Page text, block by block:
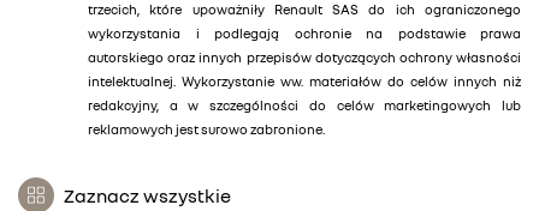
trzecich, które upoważniły Renault SAS do ich ograniczonego
wykorzystania i podlegają ochronie na podstawie prawa
autorskiego oraz innych przepisów dotyczących ochrony własności
intelektualnej. Wykorzystanie ww. materiałów do celów innych niż
redakcyjny, a w szczególności do celów marketingowych lub
reklamowych jest surowo zabronione.
Zaznacz wszystkie